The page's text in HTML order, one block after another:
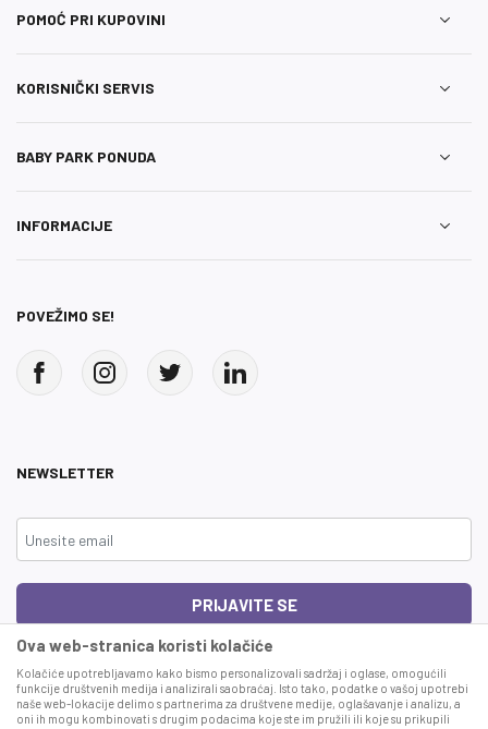
POMOĆ PRI KUPOVINI
KORISNIČKI SERVIS
BABY PARK PONUDA
INFORMACIJE
POVEŽIMO SE!
NEWSLETTER
PRIJAVITE SE
This site is protected by reCAPTCHA and the GooglePrivacy Policy andTerms
Ova web-stranica koristi kolačiće
Kolačiće upotrebljavamo kako bismo personalizovali sadržaj i oglase, omogućili
funkcije društvenih medija i analizirali saobraćaj. Isto tako, podatke o vašoj upotrebi
naše web-lokacije delimo s partnerima za društvene medije, oglašavanje i analizu, a
oni ih mogu kombinovati s drugim podacima koje ste im pružili ili koje su prikupili